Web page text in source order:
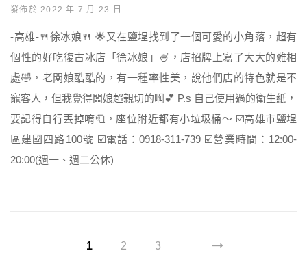
發佈於 2022 年 7 月 23 日
-高雄-🍴徐冰娘🍴 🌟又在鹽埕找到了一個可愛的小角落，超有
個性的好吃復古冰店「徐冰娘」🍧，店招牌上寫了大大的難相
處🤣，老闆娘酷酷的，有一種率性美，說他們店的特色就是不
寵客人，但我覺得闆娘超親切的啊💕 P.s 自己使用過的衛生紙，
要記得自行丟掉唷🧻，座位附近都有小垃圾桶～ ☑️高雄市鹽埕
區建國四路100號 ☑️電話：0918-311-739 ☑️營業時間：12:00-
20:00(週一、週二公休)
1 2 3